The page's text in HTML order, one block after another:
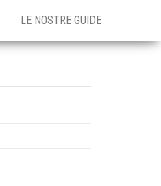
LE NOSTRE GUIDE